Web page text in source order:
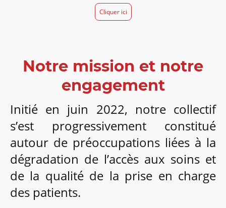
Cliquer ici
Notre mission et notre
engagement
Initié en juin 2022, notre collectif
s’est progressivement constitué
autour de préoccupations liées à la
dégradation de l’accès aux soins et
de la qualité de la prise en charge
des patients.